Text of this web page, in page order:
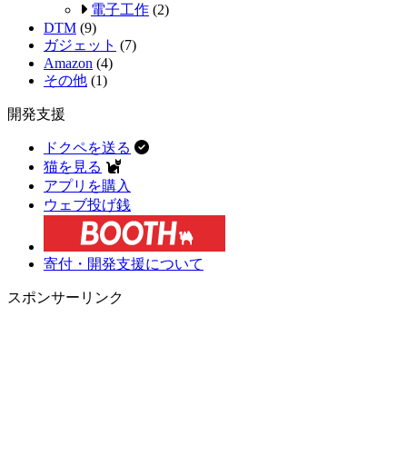
電子工作 (2)
DTM (9)
ガジェット (7)
Amazon (4)
その他 (1)
開発支援
ドクペを送る
猫を見る
アプリを購入
ウェブ投げ銭
寄付・開発支援について
スポンサーリンク